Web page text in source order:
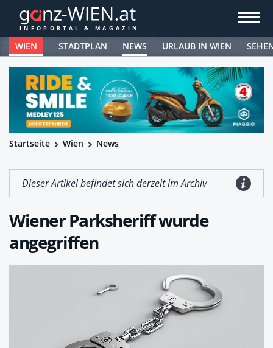
WIEN STADTPLAN NEWS URLAUB IN WIEN
Startseite Wien News
Dieser Artikel befindet sich derzeit im Archiv
Wiener Parksheriff wurde
angegriffen